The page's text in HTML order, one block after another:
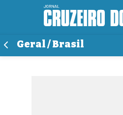
Geral / Brasil